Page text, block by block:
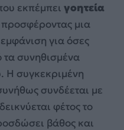
εκπέμπει γοητεία
μια
για όσες
συνηθισμένα
Η συγκεκριμένη
συνδέεται με
φέτος το
βάθος και